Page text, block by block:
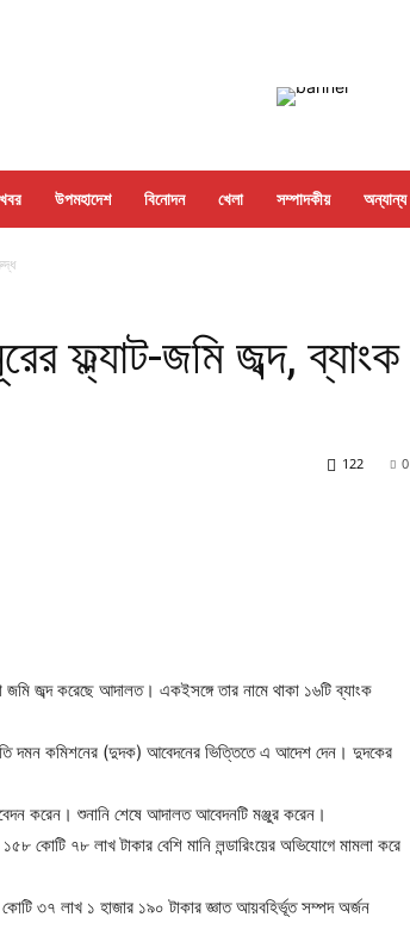
উপমহাদেশ বিনোদন খেলা সম্পাদকীয় অন্যান্য
ফ্ল্যাট-জমি জব্দ, ব্যাংক
0
122
জমি জব্দ করেছে আদালত। একইসঙ্গে তার নামে থাকা ১৬টি ব্যাংক
দমন কমিশনের (দুদক) আবেদনের ভিত্তিতে এ আদেশ দেন। দুদকের
করেন। শুনানি শেষে আদালত আবেদনটি মঞ্জুর করেন।
৭৮ লাখ টাকার বেশি মানি লন্ডারিংয়ের অভিযোগে মামলা করে
৩৭ লাখ ১ হাজার ১৯০ টাকার জ্ঞাত আয়বহির্ভূত সম্পদ অর্জন